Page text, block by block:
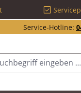
Service-Hotline: